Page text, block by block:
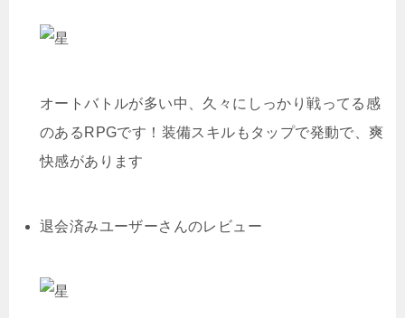
オートバトルが多い中、久々にしっかり戦ってる感
のあるRPGです！装備スキルもタップで発動で、爽
快感があります
退会済みユーザーさんのレビュー